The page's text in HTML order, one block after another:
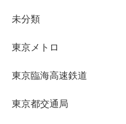
未分類
東京メトロ
東京臨海高速鉄道
東京都交通局